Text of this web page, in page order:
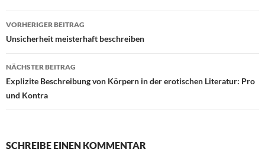
Beitragsnavigation
VORHERIGER BEITRAG
Unsicherheit meisterhaft beschreiben
NÄCHSTER BEITRAG
Explizite Beschreibung von Körpern in der erotischen Literatur: Pro
und Kontra
SCHREIBE EINEN KOMMENTAR